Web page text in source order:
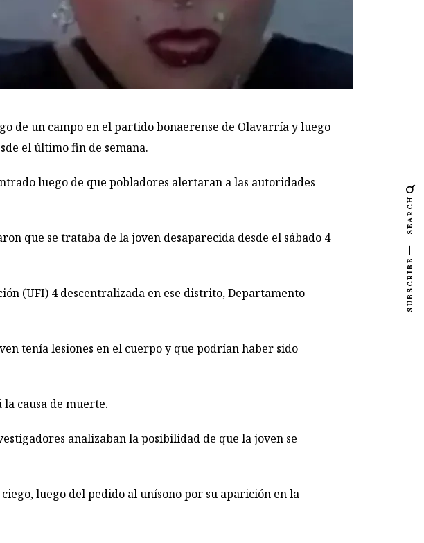
de un campo en el partido bonaerense de Olavarría y luego
el último fin de semana.
luego de que pobladores alertaran a las autoridades
que se trataba de la joven desaparecida desde el sábado 4
(UFI) 4 descentralizada en ese distrito, Departamento
tenía lesiones en el cuerpo y que podrían haber sido
causa de muerte.
analizaban la posibilidad de que la joven se
luego del pedido al unísono por su aparición en la
SEARCH
SUBSCRIBE